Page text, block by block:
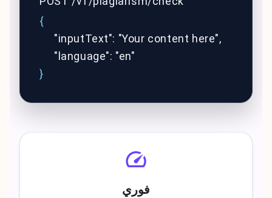
{
"inputText": "Your content here",
"language": "en"
}
فوري